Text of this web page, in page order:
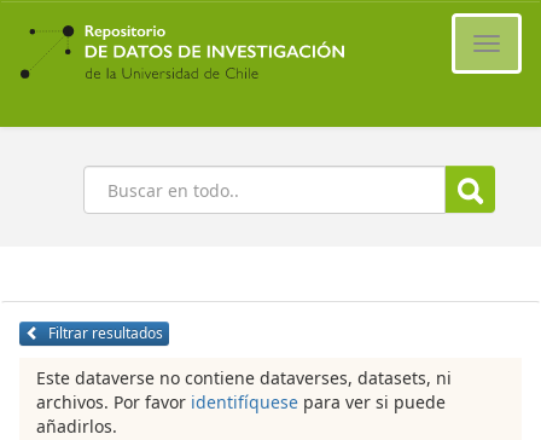
Ir
contenido
principal
Buscar
Filtrar resultados
Este dataverse no contiene dataverses, datasets, ni
archivos. Por favor identifíquese para ver si puede
añadirlos.